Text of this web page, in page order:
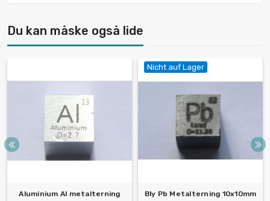
Du kan måske også lide
Aluminium Al metalterning
Nicht auf Lager
Bly Pb Metalterning 10x10mm